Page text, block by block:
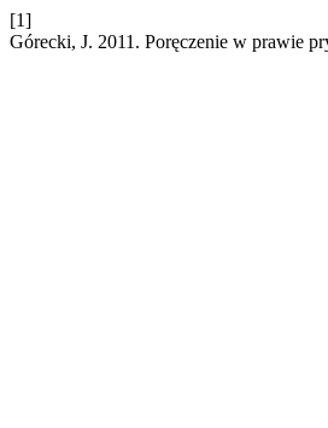
[1]
Górecki, J. 2011. Poręczenie w prawie